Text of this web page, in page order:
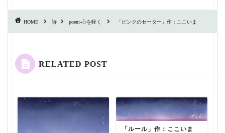
HOME 詩 poem-心を軽く 「ピンクのセーター」作：ここいま
RELATED POST
「ルール」作：ここいま